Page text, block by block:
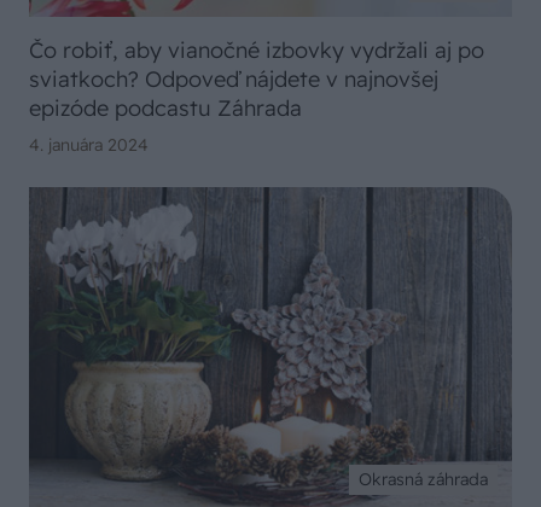
Čo robiť, aby vianočné izbovky vydržali aj po
sviatkoch? Odpoveď nájdete v najnovšej
epizóde podcastu Záhrada
4. januára 2024
Okrasná záhrada